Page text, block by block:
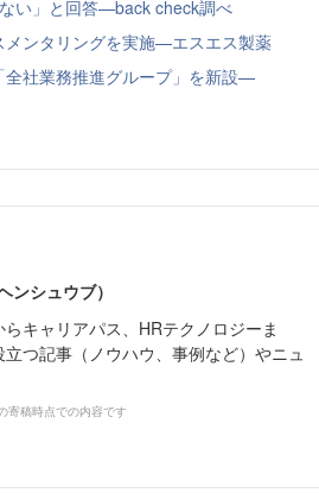
い」と回答—back check調べ
メンタリングを実施—エスエス製薬
全社業務推進グループ」を新設—
シュウブ）
キャリアパス、HRテクノロジーま
つ記事（ノウハウ、事例など）やニュ
寄稿時点での内容です